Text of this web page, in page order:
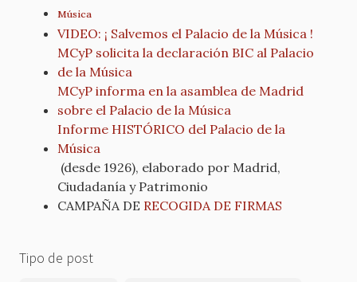
Música
VIDEO: ¡ Salvemos el Palacio de la Música !
MCyP solicita la declaración BIC al Palacio
de la Música
MCyP informa en la asamblea de Madrid
sobre el Palacio de la Música
Informe HISTÓRICO del Palacio de la
Música
(desde 1926), elaborado por Madrid,
Ciudadanía y Patrimonio
CAMPAÑA DE RECOGIDA DE FIRMAS
Tipo de post